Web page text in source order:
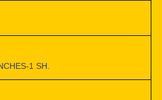
1 SH.